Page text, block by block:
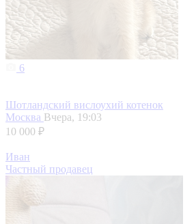
6
Шотландский вислоухий котенок
Москва Вчера, 19:03
10 000 ₽
Иван
Частный продавец